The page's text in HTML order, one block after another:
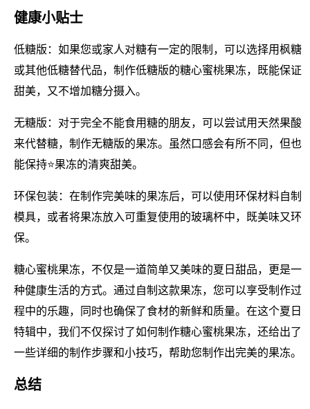
健康小贴士
低糖版：如果您或家人对糖有一定的限制，可以选择用枫糖
或其他低糖替代品，制作低糖版的糖心蜜桃果冻，既能保证
甜美，又不增加糖分摄入。
无糖版：对于完全不能食用糖的朋友，可以尝试用天然果酸
来代替糖，制作无糖版的果冻。虽然口感会有所不同，但也
能保持⭐果冻的清爽甜美。
环保包装：在制作完美味的果冻后，可以使用环保材料自制
模具，或者将果冻放入可重复使用的玻璃杯中，既美味又环
保。
糖心蜜桃果冻，不仅是一道简单又美味的夏日甜品，更是一
种健康生活的方式。通过自制这款果冻，您可以享受制作过
程中的乐趣，同时也确保了食材的新鲜和质量。在这个夏日
特辑中，我们不仅探讨了如何制作糖心蜜桃果冻，还给出了
一些详细的制作步骤和小技巧，帮助您制作出完美的果冻。
总结